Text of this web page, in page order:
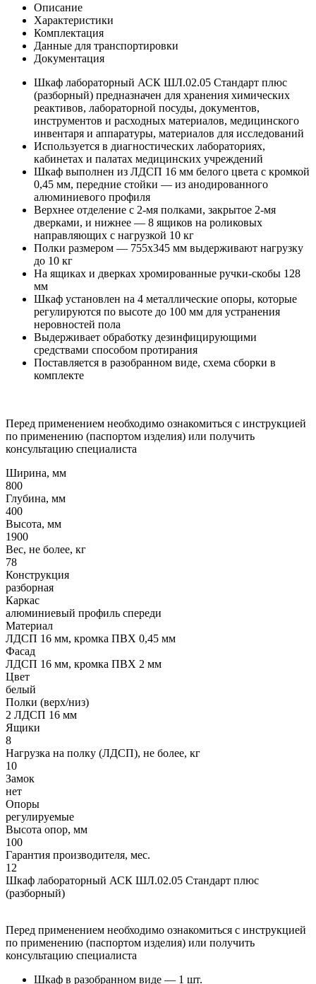
Описание
Характеристики
Комплектация
Данные для транспортировки
Документация
Шкаф лабораторный АСК ШЛ.02.05 Стандарт плюс
(разборный) предназначен для хранения химических
реактивов, лабораторной посуды, документов,
инструментов и расходных материалов, медицинского
инвентаря и аппаратуры, материалов для исследований
Используется в диагностических лабораториях,
кабинетах и палатах медицинских учреждений
Шкаф выполнен из ЛДСП 16 мм белого цвета с кромкой
0,45 мм, передние стойки — из анодированного
алюминиевого профиля
Верхнее отделение с 2-мя полками, закрытое 2-мя
дверками, и нижнее — 8 ящиков на роликовых
направляющих с нагрузкой 10 кг
Полки размером — 755x345 мм выдерживают нагрузку
до 10 кг
На ящиках и дверках хромированные ручки-скобы 128
мм
Шкаф установлен на 4 металлические опоры, которые
регулируются по высоте до 100 мм для устранения
неровностей пола
Выдерживает обработку дезинфицирующими
средствами способом протирания
Поставляется в разобранном виде, схема сборки в
комплекте
Перед применением необходимо ознакомиться с инструкцией
по применению (паспортом изделия) или получить
консультацию специалиста
Ширина, мм
800
Глубина, мм
400
Высота, мм
1900
Вес, не более, кг
78
Конструкция
разборная
Каркас
алюминиевый профиль спереди
Материал
ЛДСП 16 мм, кромка ПВХ 0,45 мм
Фасад
ЛДСП 16 мм, кромка ПВХ 2 мм
Цвет
белый
Полки (верх/низ)
2 ЛДСП 16 мм
Ящики
8
Нагрузка на полку (ЛДСП), не более, кг
10
Замок
нет
Опоры
регулируемые
Высота опор, мм
100
Гарантия производителя, мес.
12
Шкаф лабораторный АСК ШЛ.02.05 Стандарт плюс
(разборный)
Перед применением необходимо ознакомиться с инструкцией
по применению (паспортом изделия) или получить
консультацию специалиста
Шкаф в разобранном виде — 1 шт.